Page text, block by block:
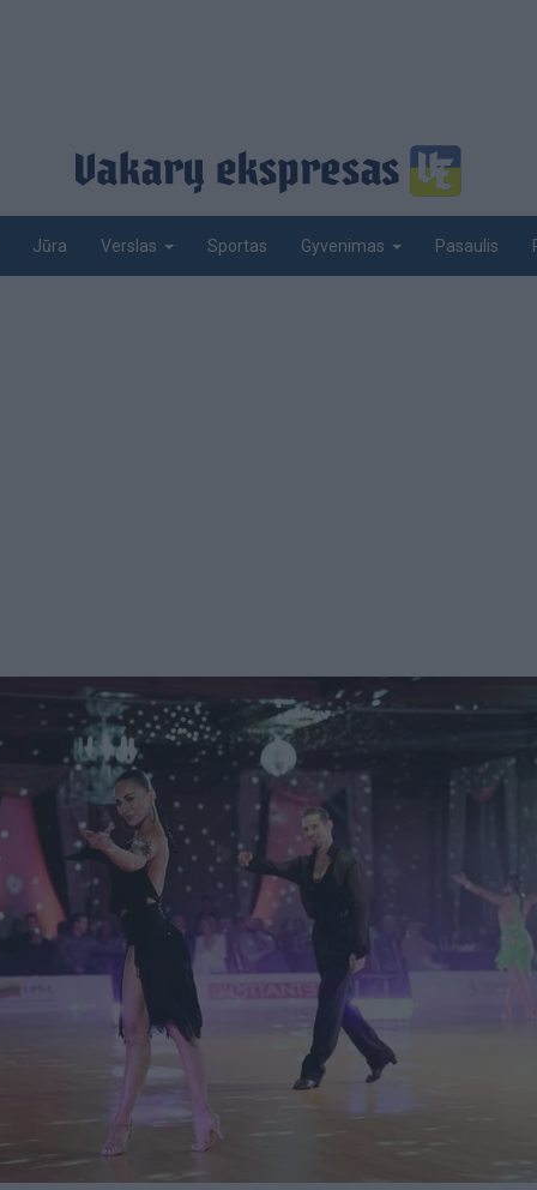
Jūra Verslas Sportas Gyvenimas Pasaulis